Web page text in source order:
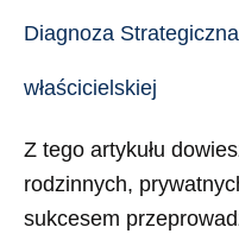
Diagnoza
właścicielskiej
Z tego artykułu
rodzinnych,
sukcesem